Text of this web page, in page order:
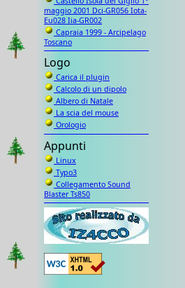
maggio 2001 Dci-GR056 Iota-
Eu028 Iia-GR002
Capraia 1999 - Arcipelago
Toscano
Logo
Carica il plugin
Calcolo di un dipolo
Albero di Natale
La scia del mouse
Orologio
Appunti
Linux
Typo3
Collegamento Sound
Blaster Ts850